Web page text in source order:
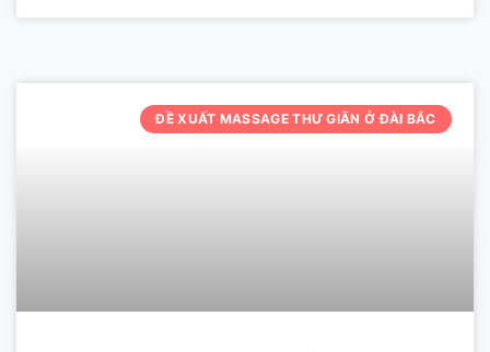
ĐỀ XUẤT MASSAGE THƯ GIÃN Ở ĐÀI BẮC